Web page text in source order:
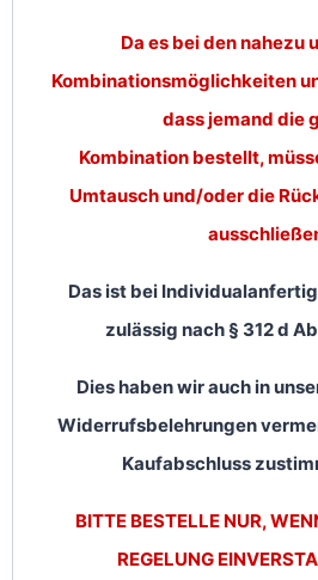
Da es bei den nahezu
Kombinationsmöglichkeiten
dass jemand die
Kombination bestellt,
Umtausch und/oder die
Das ist bei
zulässig nach § 312 d
Dies haben wir auch in
Widerrufsbelehrungen
Kaufabschluss
BITTE BESTELLE NUR,
REGELUNG